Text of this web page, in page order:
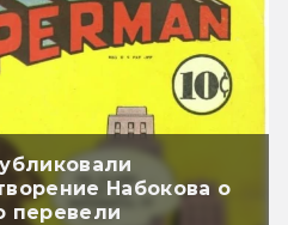
Набокова о
перевели